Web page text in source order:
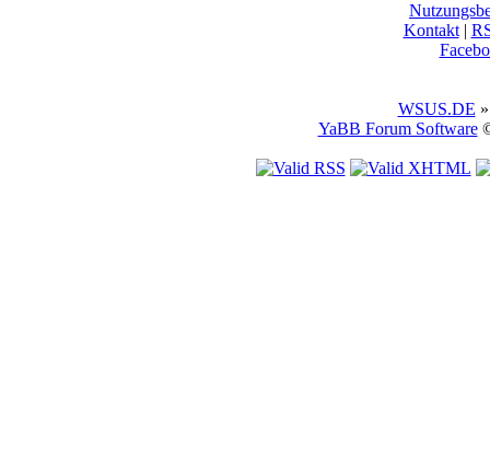
Kontakt|
WSUS.DE
YaBB Forum Software©